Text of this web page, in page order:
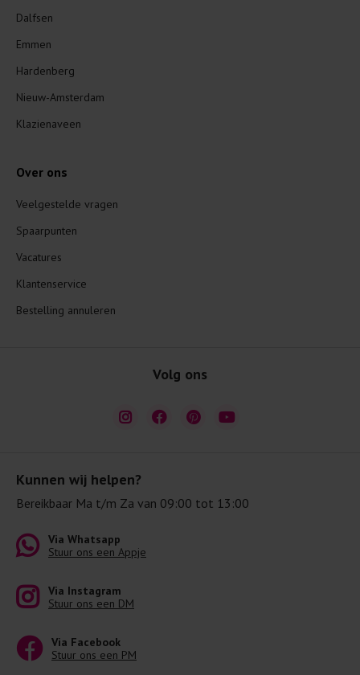
Kunnen wij helpen?
Bereikbaar Ma t/m Za van 09:00 tot 13:00
Via Whatsapp
Stuur ons een Appje
Via Instagram
Stuur ons een DM
Via Facebook
Stuur ons een PM
Dalfsen
Emmen
Hardenberg
Nieuw-Amsterdam
Klazienaveen
Over ons
Veelgestelde vragen
Spaarpunten
Vacatures
Klantenservice
Bestelling annuleren
Volg ons